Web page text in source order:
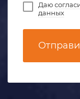
Даю
данных